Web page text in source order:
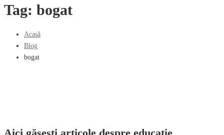
Tag: bogat
Acasă
Blog
bogat